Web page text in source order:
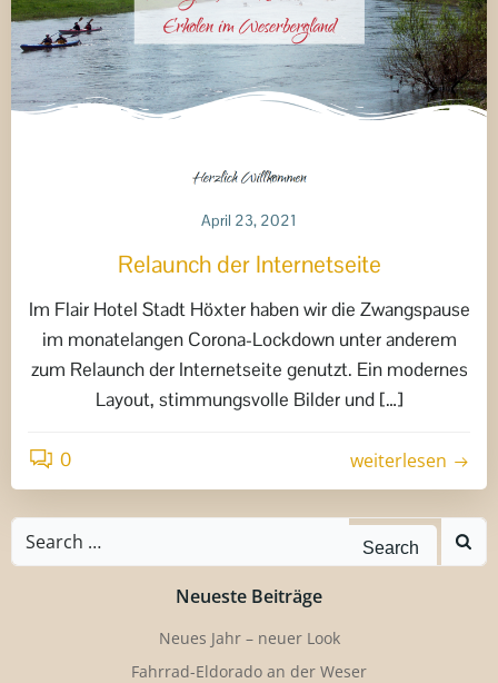
April 23, 2021
Relaunch der Internetseite
Im Flair Hotel Stadt Höxter haben wir die Zwangspause
im monatelangen Corona-Lockdown unter anderem
zum Relaunch der Internetseite genutzt. Ein modernes
Layout, stimmungsvolle Bilder und […]
0 weiterlesen
Search
for:
Neueste Beiträge
Neues Jahr – neuer Look
Fahrrad-Eldorado an der Weser